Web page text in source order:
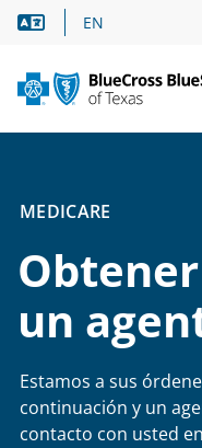
Asistencia
EN
MEDICARE
un
Estamos a sus
continuación y un
contacto con usted